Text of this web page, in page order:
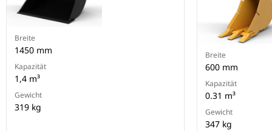
Breite
1450 mm
Kapazität
1,4 m³
Gewicht
319 kg
Breite
600 mm
Kapazität
0.31 m³
Gewicht
347 kg